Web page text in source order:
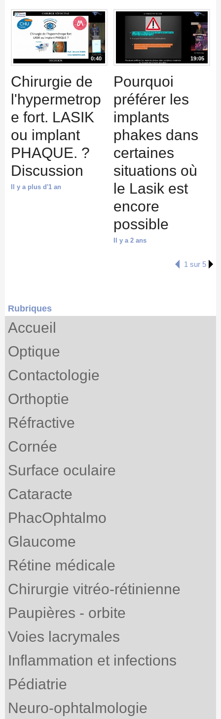
0:40
Chirurgie de
l'hypermetrop
e fort. LASIK
ou implant
PHAQUE. ?
Discussion
Il y a plus d'1 an
19:05
Pourquoi
préférer les
implants
phakes dans
certaines
situations où
le Lasik est
encore
possible
Il y a 2 ans
1 sur 5
Rubriques
Accueil
Optique
Contactologie
Orthoptie
Réfractive
Cornée
Surface oculaire
Cataracte
PhacOphtalmo
Glaucome
Rétine médicale
Chirurgie vitréo-rétinienne
Paupières - orbite
Voies lacrymales
Inflammation et infections
Pédiatrie
Neuro-ophtalmologie